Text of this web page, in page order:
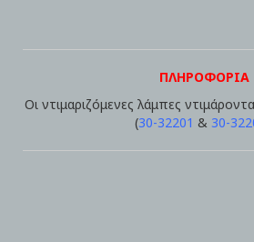
ΠΛΗΡΟΦΟΡΙΑ
Οι ντιμαριζόμενες λάμπες
(30-32201 & 30-